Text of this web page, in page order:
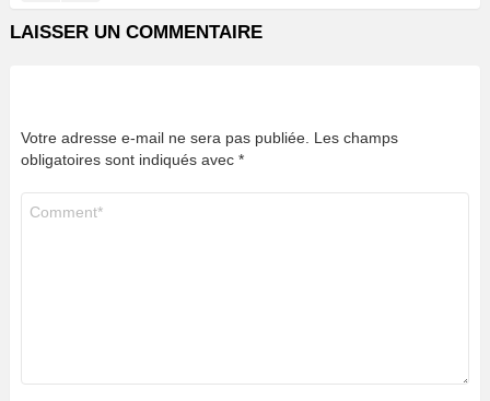
LAISSER UN COMMENTAIRE
Votre adresse e-mail ne sera pas publiée. Les champs
obligatoires sont indiqués avec *